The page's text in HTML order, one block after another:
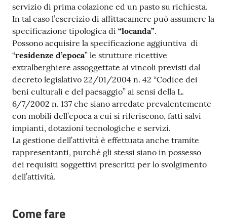
servizio di prima colazione ed un pasto su richiesta.
In tal caso l’esercizio di affittacamere può assumere la
specificazione tipologica di “locanda”.
Possono acquisire la specificazione aggiuntiva di
“residenze d’epoca” le strutture ricettive
extralberghiere assoggettate ai vincoli previsti dal
decreto legislativo 22/01/2004 n. 42 “Codice dei
beni culturali e del paesaggio” ai sensi della L.
6/7/2002 n. 137 che siano arredate prevalentemente
con mobili dell’epoca a cui si riferiscono, fatti salvi
impianti, dotazioni tecnologiche e servizi.
La gestione dell’attività è effettuata anche tramite
rappresentanti, purchè gli stessi siano in possesso
dei requisiti soggettivi prescritti per lo svolgimento
dell’attività.
Come fare